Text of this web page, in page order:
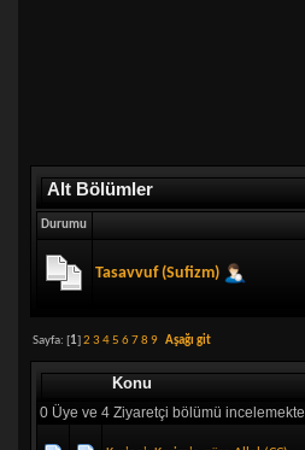
Alt Bölümler
Durumu
Tasavvuf (Sufizm)
Sayfa: [1] 2 3 45 678 9 Aşağı git
Konu
0 Üye ve 4 Ziyaretçi bölümü incelemekte.